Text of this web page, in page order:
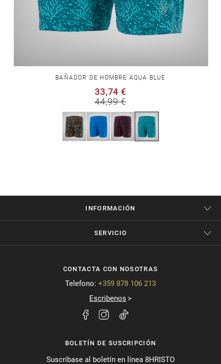
BAÑADOR DE HOMBRE AQUA BLUE
33,74 €
44,99 €
INFORMACIÓN
SERVICIO
CONTACTA CON NOSOTRAS
Telefono: +359 878 106 213
Escribenos
BOLETÍN DE SUSCRIPCIÓN
Suscríbase al boletín en línea 8HRISTO